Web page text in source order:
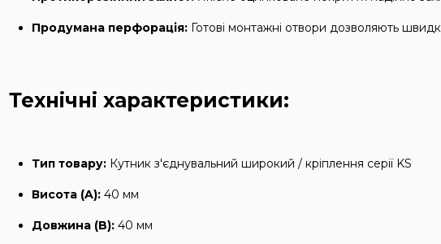
Продумана перфорація:Готові монтажні отвори дозволяють
Технічні характеристики:
Тип товару:Кутник з'єднувальний широкий / кріплення серії KS
Висота (A):40 мм
Довжина (B):40 мм